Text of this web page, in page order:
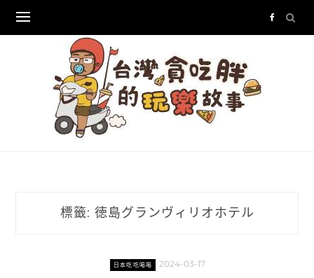
content
標籤: 徳島グランヴィリオホテル
日本吃吃喝喝 2024-03-17